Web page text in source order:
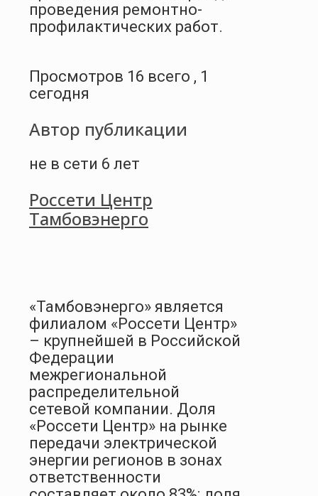
проведения ремонтно-
профилактических работ.
Просмотров 16 всего , 1
сегодня
Автор публикации
не в сети 6 лет
Россети Центр
Тамбовэнерго
«Тамбовэнерго» является
филиалом «Россети Центр»
– крупнейшей в Российской
Федерации
межрегиональной
распределительной
сетевой компании. Доля
«Россети Центр» на рынке
передачи электрической
энергии регионов в зонах
ответственности